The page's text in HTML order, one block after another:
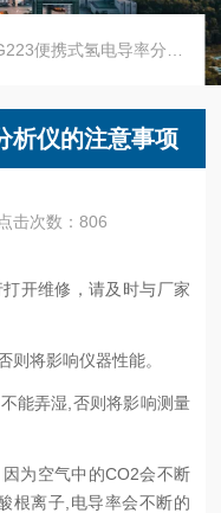
便携式氢电导率分析仪的注意事项
析仪的注意事项
点击次数：806
开维修，请及时与厂家
则将影响仪器性能。
能弄湿,否则将影响测量
为空气中的CO2会不断
根离子,电导率会不断的